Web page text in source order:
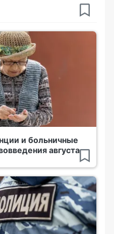
и больничные
августа